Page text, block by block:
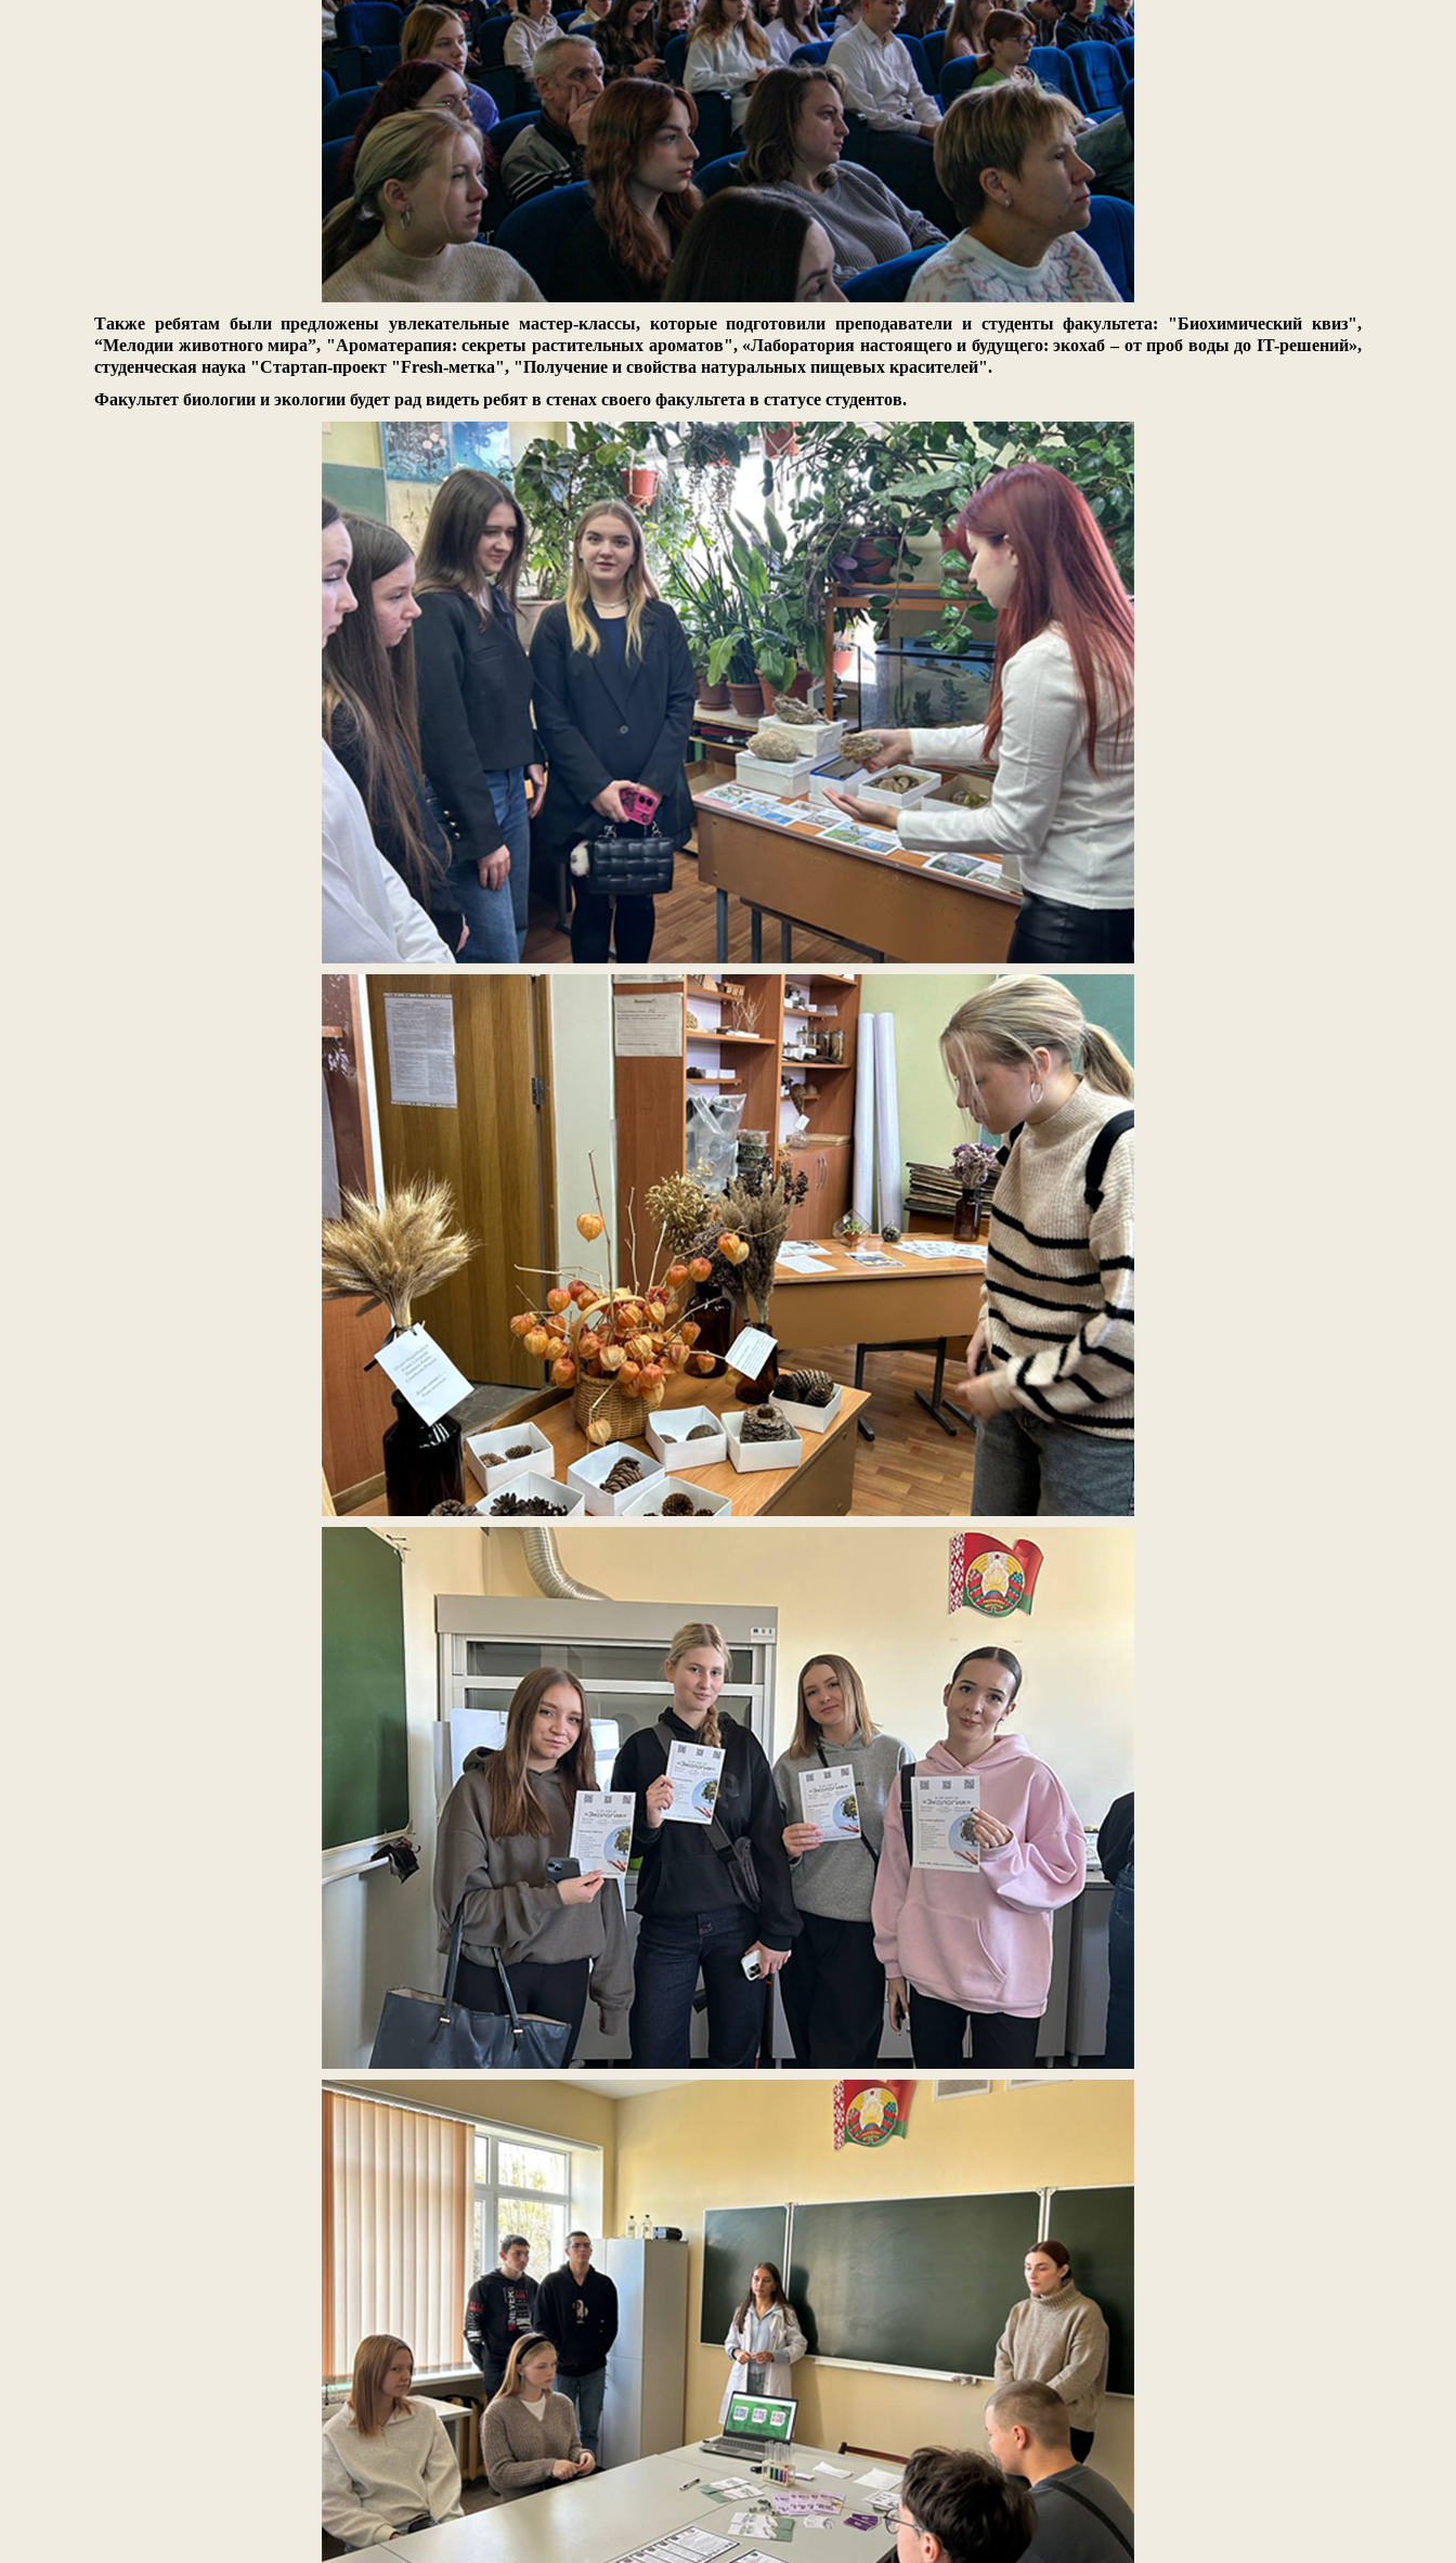
Также ребятам были предложены увлекательные мастер-классы, которые подготовили преподаватели и студенты факультета: "Биохимический квиз",
“Мелодии животного мира”, "Ароматерапия: секреты растительных ароматов", «Лаборатория настоящего и будущего: экохаб – от проб воды до IT-решений»,
студенческая наука "Стартап-проект "Fresh-метка", "Получение и свойства натуральных пищевых красителей".
Факультет биологии и экологии будет рад видеть ребят в стенах своего факультета в статусе студентов.